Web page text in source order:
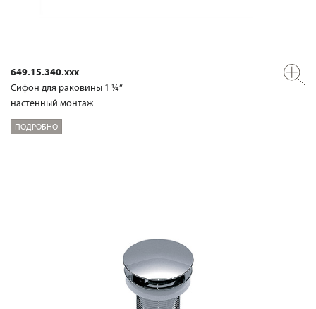
649.15.340.xxx
Сифон для раковины 1 ¼“
настенный монтаж
ПОДРОБНО